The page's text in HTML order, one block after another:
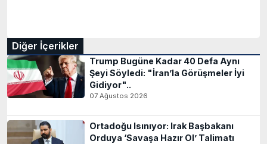
Diğer İçerikler
Trump Bugüne Kadar 40 Defa Aynı
Şeyi Söyledi: "İran’la Görüşmeler İyi
Gidiyor"..
07 Ağustos 2026
Ortadoğu Isınıyor: Irak Başbakanı
Orduya ‘Savaşa Hazır Ol’ Talimatı